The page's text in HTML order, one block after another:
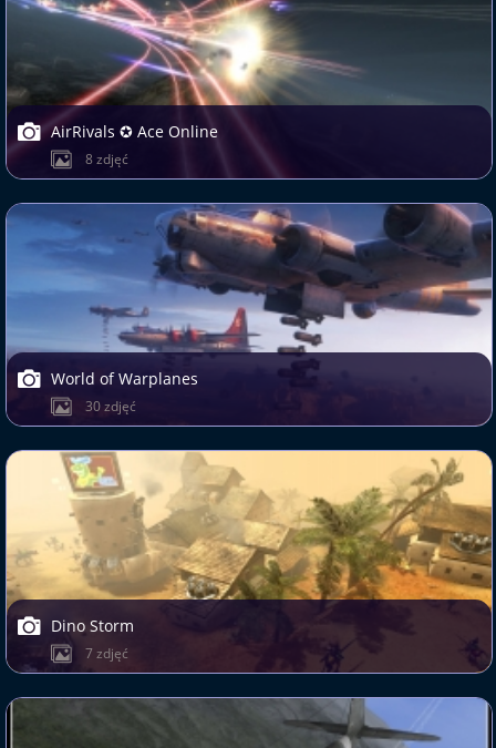
AirRivals ✪ Ace Online
8 zdjęć
World of Warplanes
30 zdjęć
Dino Storm
7 zdjęć